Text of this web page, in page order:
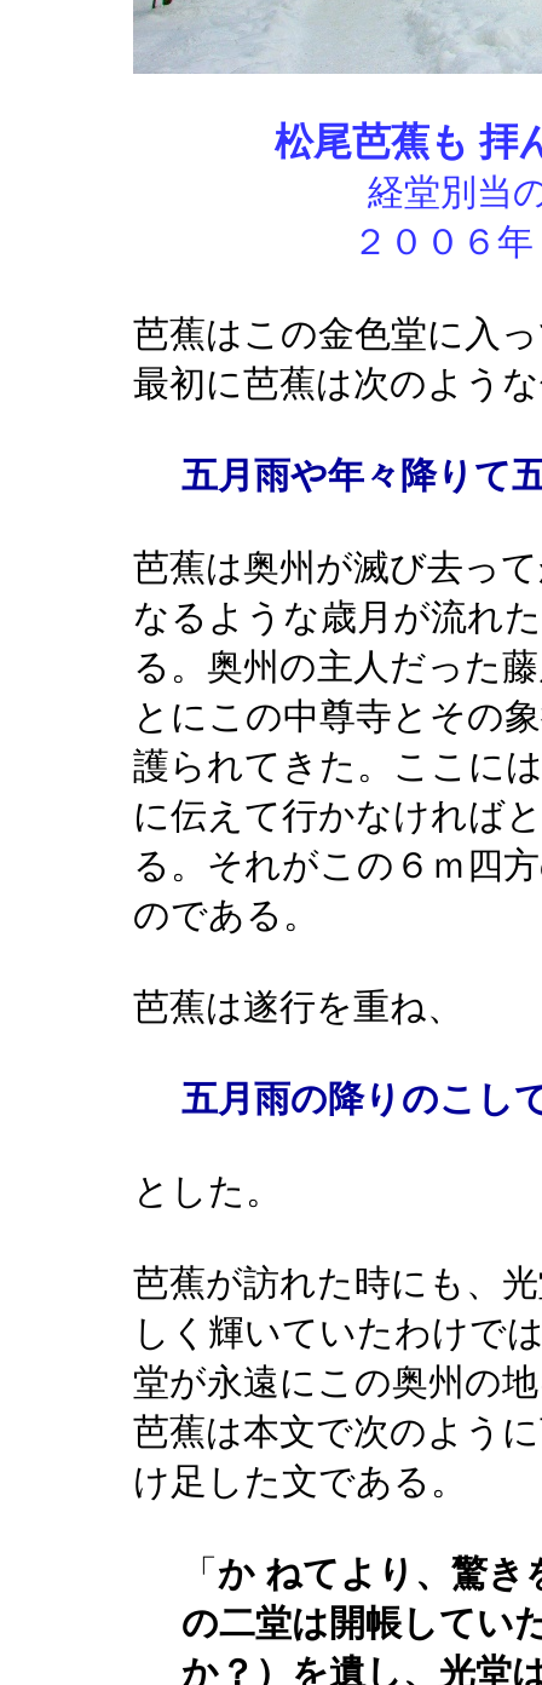
松尾芭蕉も 拝
経堂別当
２００６
芭蕉はこの金色堂に入
最初に芭蕉は次のよう
五月雨や年々降りて
芭蕉は奥州が滅び去っ
なるような歳月が流れ
る。奥州の主人だった
とにこの中尊寺とその
護られてきた。ここに
に伝えて行かなければ
る。それがこの６ｍ四
のである。
芭蕉は遂行を重ね、
五月雨の降りのこし
とした。
芭蕉が訪れた時にも、
しく輝いていたわけで
堂が永遠にこの奥州の
芭蕉は本文で次のよう
け足した文である。
「 か ねてより、驚き
の二堂は開帳してい
か？）を遺し、光堂